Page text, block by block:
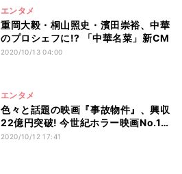
エンタメ
重岡大毅・桐山照史・濱田崇裕、中華
のプロシェフに!? 「中華名菜」新CM
2020/10/13 04:00
エンタメ
色々と話題の映画『事故物件』、興収
22億円突破! 今世紀ホラー映画No.1ヒ
ット
2020/10/12 17:41